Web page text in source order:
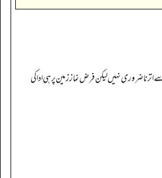
اترنا ضروری نہیں لیکن فرض نماز زمین پر ہی ادا کی